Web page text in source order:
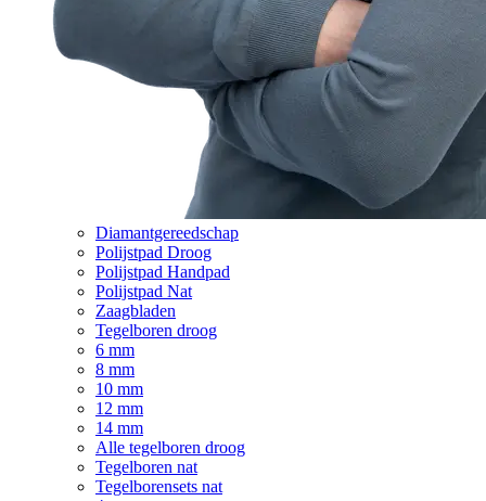
Diamantgereedschap
Polijstpad Droog
Polijstpad Handpad
Polijstpad Nat
Zaagbladen
Tegelboren droog
6 mm
8 mm
10 mm
12 mm
14 mm
Alle tegelboren droog
Tegelboren nat
Tegelborensets nat